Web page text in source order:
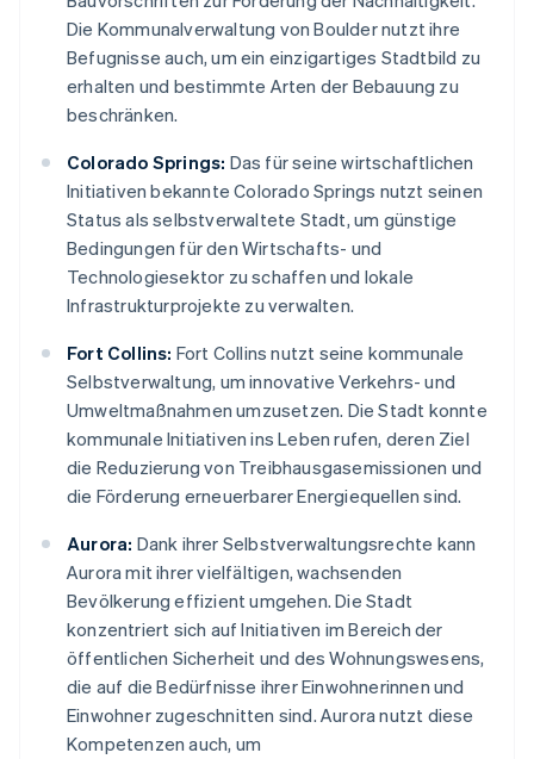
Die Kommunalverwaltung von Boulder nutzt ihre
Befugnisse auch, um ein einzigartiges Stadtbild zu
erhalten und bestimmte Arten der Bebauung zu
beschränken.
Colorado Springs: Das für seine wirtschaftlichen
Initiativen bekannte Colorado Springs nutzt seinen
Status als selbstverwaltete Stadt, um günstige
Bedingungen für den Wirtschafts- und
Technologiesektor zu schaffen und lokale
Infrastrukturprojekte zu verwalten.
Fort Collins: Fort Collins nutzt seine kommunale
Selbstverwaltung, um innovative Verkehrs- und
Umweltmaßnahmen umzusetzen. Die Stadt konnte
kommunale Initiativen ins Leben rufen, deren Ziel
die Reduzierung von Treibhausgasemissionen und
die Förderung erneuerbarer Energiequellen sind.
Aurora: Dank ihrer Selbstverwaltungsrechte kann
Aurora mit ihrer vielfältigen, wachsenden
Bevölkerung effizient umgehen. Die Stadt
konzentriert sich auf Initiativen im Bereich der
öffentlichen Sicherheit und des Wohnungswesens,
die auf die Bedürfnisse ihrer Einwohnerinnen und
Einwohner zugeschnitten sind. Aurora nutzt diese
Kompetenzen auch, um